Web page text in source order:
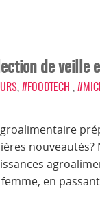
de veille
#FOODTECH
nouveautés?
en